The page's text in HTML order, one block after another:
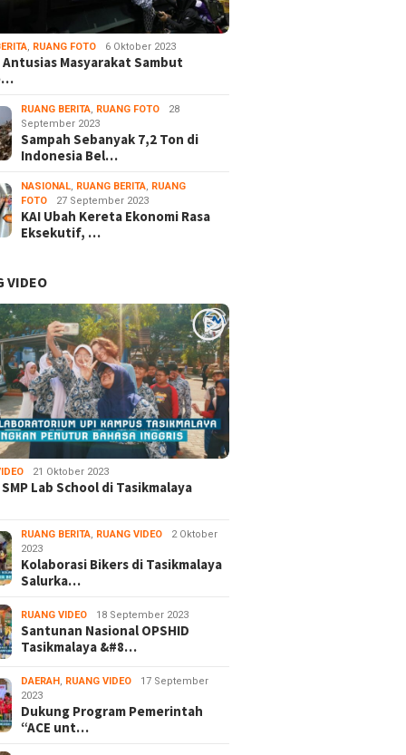
, RUANG FOTO 6 Oktober 2023
Masyarakat Sambut
RUANG BERITA, RUANG FOTO
28
September 2023
Sampah Sebanyak 7,2 Ton di
Indonesia Bel…
NASIONAL, RUANG BERITA, RUANG
FOTO
27 September 2023
KAI Ubah Kereta Ekonomi Rasa
Eksekutif, …
VIDEO
21 Oktober 2023
Lab School di Tasikmalaya
RUANG BERITA, RUANG VIDEO
2 Oktober
2023
Kolaborasi Bikers di Tasikmalaya
Salurka…
RUANG VIDEO 18 September 2023
Santunan Nasional OPSHID
Tasikmalaya &#8…
DAERAH , RUANG VIDEO
17 September
2023
Dukung Program Pemerintah
“ACE unt…